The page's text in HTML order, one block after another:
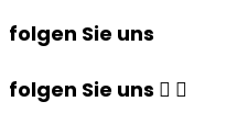
folgen Sie uns
folgen Sie uns  